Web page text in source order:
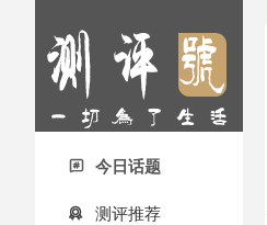
 今日话题
 测评推荐